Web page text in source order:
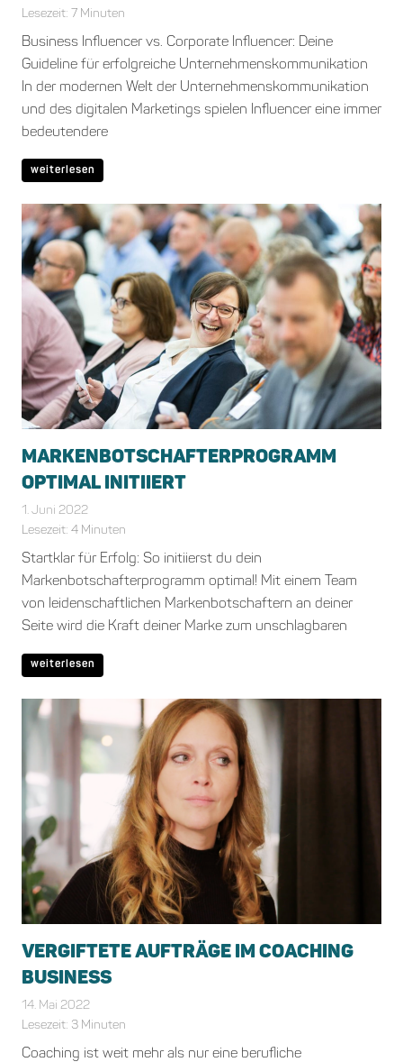
Lesezeit: 7 Minuten
Business Influencer vs. Corporate Influencer: Deine
Guideline für erfolgreiche Unternehmenskommunikation
In der modernen Welt der Unternehmenskommunikation
und des digitalen Marketings spielen Influencer eine immer
bedeutendere
weiterlesen
MARKENBOTSCHAFTERPROGRAMM
OPTIMAL INITIIERT
1. Juni 2022
Lesezeit: 4 Minuten
Startklar für Erfolg: So initiierst du dein
Markenbotschafterprogramm optimal! Mit einem Team
von leidenschaftlichen Markenbotschaftern an deiner
Seite wird die Kraft deiner Marke zum unschlagbaren
weiterlesen
VERGIFTETE AUFTRÄGE IM COACHING
BUSINESS
14. Mai 2022
Lesezeit: 3 Minuten
Coaching ist weit mehr als nur eine berufliche